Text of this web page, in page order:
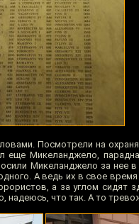
Посмотрели на
Микеланджело,
Микеланджело за нее
А ведь их в свое
а за углом сидят
что так. А то